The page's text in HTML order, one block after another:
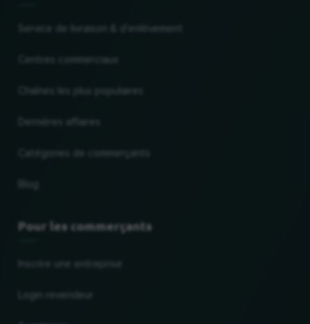
Service de livraison & d'enlèvement
Centres commerciaux
Pour les commerçants